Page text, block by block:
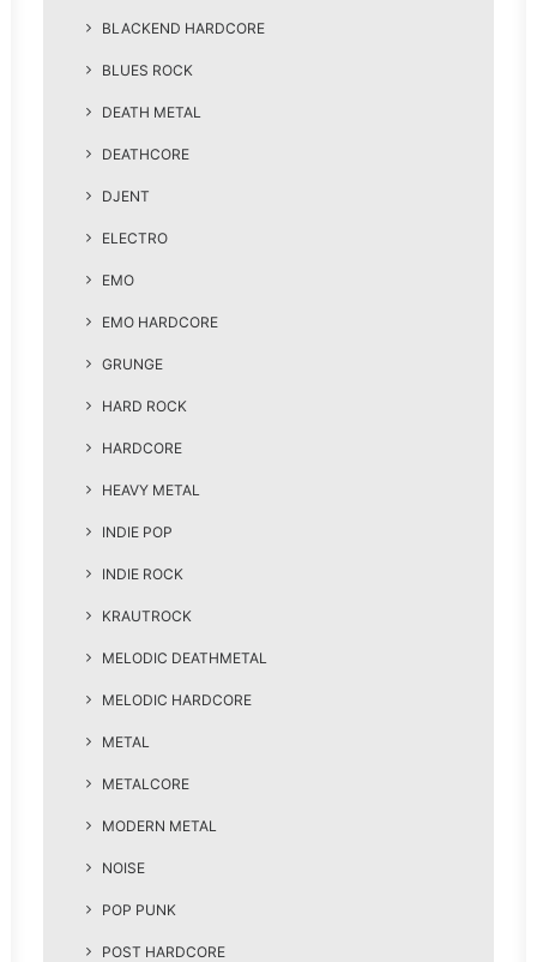
BLACKEND HARDCORE
BLUES ROCK
DEATH METAL
DEATHCORE
DJENT
ELECTRO
EMO
EMO HARDCORE
GRUNGE
HARD ROCK
HARDCORE
HEAVY METAL
INDIE POP
INDIE ROCK
KRAUTROCK
MELODIC DEATHMETAL
MELODIC HARDCORE
METAL
METALCORE
MODERN METAL
NOISE
POP PUNK
POST HARDCORE